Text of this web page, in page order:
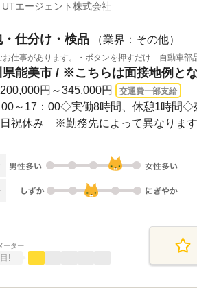
エージェント株式会社
・仕分け・検品 （業界：その他）
お仕事があります。・ボタンを押すだけ 自動車
円～345,000円
交通費一部支給
ーター
!